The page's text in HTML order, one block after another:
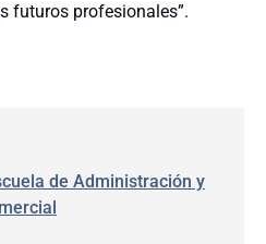
futuros profesionales”.
de Administración y